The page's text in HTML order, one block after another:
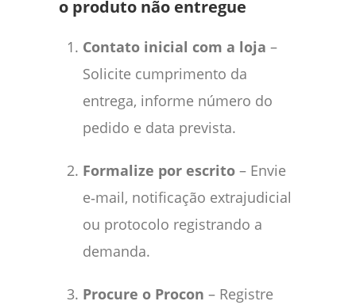
o produto não entregue
Contato inicial com a loja –
Solicite cumprimento da
entrega, informe número do
pedido e data prevista.
Formalize por escrito – Envie
e‑mail, notificação extrajudicial
ou protocolo registrando a
demanda.
Procure o Procon – Registre